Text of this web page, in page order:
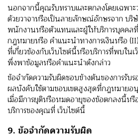
นอกจากนี้คุณรับทราบและตกลงโดยเฉพา
ด้วยวาจาหรือเป็นลายลักษณ์อักษรจาก บริ
พนักงานหรือตัวแทนและผู้ให้บริการบุคคล
กฎหมายหรือ คําแนะนําทางการเงินหรือ
ที่เกี่ยวข้องกับเว็บไซต์นี้หรือบริการที่พบในเ
พึ่งพาข้อมูลหรือคําแนะนําดังกล่าว
ข้อจํากัดความรับผิดชอบข้างต้นของการรับ
ผลบังคับใช้ตามขอบเขตสูงสุดที่กฎหมายอ
เมื่อมีการยุติหรือหมดอายุของข้อตกลงนี้หรื
บริการของคุณที่ เว็บไซต์นี้
9. ข้อจํากัดความรับผิด